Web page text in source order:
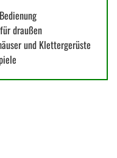
draußen
und Klettergerüste